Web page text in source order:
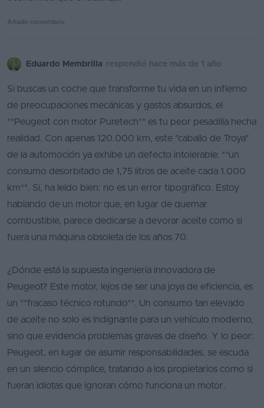
Añadir comentario
Eduardo Membrilla respondió hace más de 1 año
Si buscas un coche que transforme tu vida en un infierno
de preocupaciones mecánicas y gastos absurdos, el
**Peugeot con motor Puretech** es tu peor pesadilla hecha
realidad. Con apenas 120.000 km, este "caballo de Troya"
de la automoción ya exhibe un defecto intolerable: **un
consumo desorbitado de 1,75 litros de aceite cada 1.000
km**. Sí, ha leído bien: no es un error tipográfico. Estoy
hablando de un motor que, en lugar de quemar
combustible, parece dedicarse a devorar aceite como si
fuera una máquina obsoleta de los años 70.
¿Dónde está la supuesta ingeniería innovadora de
Peugeot? Este motor, lejos de ser una joya de eficiencia, es
un **fracaso técnico rotundo**. Un consumo tan elevado
de aceite no solo es indignante para un vehículo moderno,
sino que evidencia problemas graves de diseño. Y lo peor:
Peugeot, en lugar de asumir responsabilidades, se escuda
en un silencio cómplice, tratando a los propietarios como si
fueran idiotas que ignoran cómo funciona un motor.